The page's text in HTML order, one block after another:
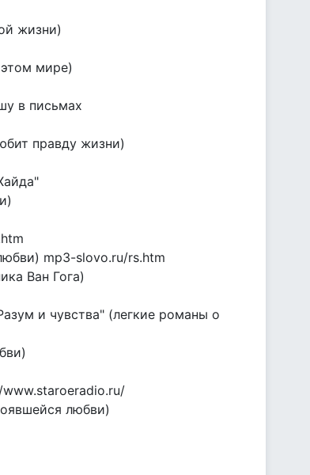
жизни)
мире)
в письмах
правду жизни)
mp3-slovo.ru/rs.htm
Ван Гога)
и чувства" (легкие романы о
любви)